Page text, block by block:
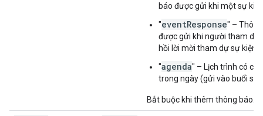
báo được gửi khi một sự
"eventResponse" –
được gửi khi người tham dự
hồi lời mời tham dự sự kiện.
"agenda" – Lịch trình có
trong ngày (gửi vào buổi
Bắt buộc khi thêm thông báo.